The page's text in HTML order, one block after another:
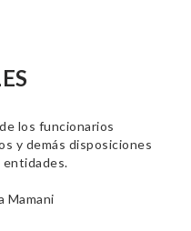
los funcionarios
y demás disposiciones
entidades.
Mamani